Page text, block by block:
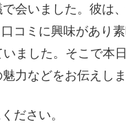
会いました。彼は
コミに興味があり
ました。そこで本
力などをお伝えしま
ださい。